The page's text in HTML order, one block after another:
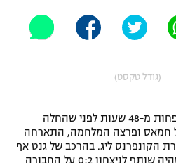
(גודל טקסט)
ביום חמישי ה-5 באוקטובר, פחות מ-48 שעות לפני שהחלה
חמאס ופרצה המלחמה, התארחה
הקונפרנס ליג. בהרכב של גנט אף
פתח הקשר עומרי גנדלמן, שהיה שותף לניצחון 0:2 על החבורה